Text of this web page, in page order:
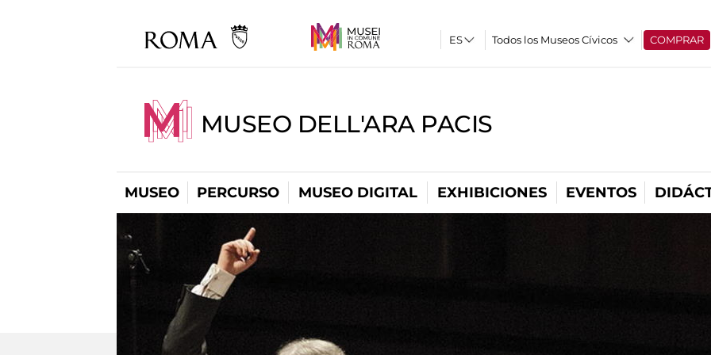
Todos los Museos Cívicos COMPRAR
MUSEO DELL'ARA PACIS
MUSEO PERCURSO MUSEO DIGITAL EXHIBICIONES EVENTOS